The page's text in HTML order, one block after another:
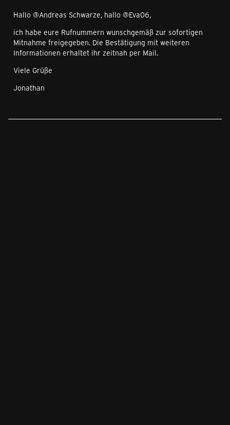
Hallo @Andreas Schwarze, hallo @Eva06,
ich habe eure Rufnummern wunschgemäß zur sofortigen
Mitnahme freigegeben. Die Bestätigung mit weiteren
Informationen erhaltet ihr zeitnah per Mail.
Viele Grüße
Jonathan